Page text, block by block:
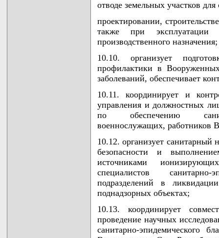
отводе земельных участков для
проектировании,
также при эксплуатации
производственного назначения;
10.10. организует
профилактики в
заболеваний, обеспечивает
10.11. координирует и
управления и должностных
по обеспечению
военнослужащих, работников
10.12. организует санитарный
безопасности и
источниками
специалистов
подразделений в
поднадзорных объектах;
10.13. координирует
проведение научных
санитарно-эпидемического